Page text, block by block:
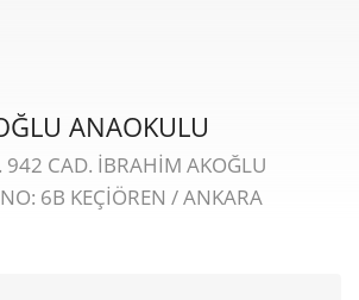
ANAOKULU
CAD. İBRAHİM AKOĞLU
6B KEÇİÖREN / ANKARA